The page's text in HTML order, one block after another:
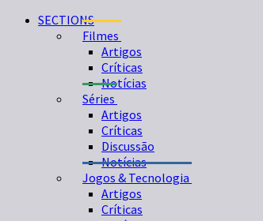
SECTIONS
Filmes
Artigos
Críticas
Notícias
Séries
Artigos
Críticas
Discussão
Notícias
Jogos & Tecnologia
Artigos
Críticas